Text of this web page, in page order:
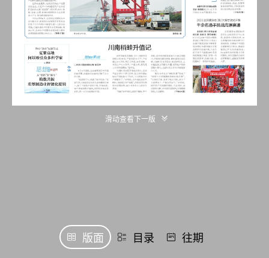
滑动查看下一版
版面 目录 往期